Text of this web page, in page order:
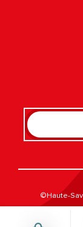
Rechercher
©Haute-